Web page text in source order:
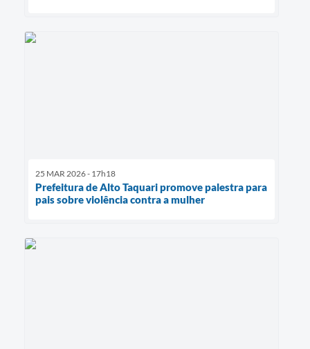
25 MAR 2026 - 17h18
Prefeitura de Alto Taquari promove palestra para
pais sobre violência contra a mulher